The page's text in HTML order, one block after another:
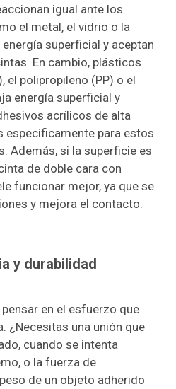
igual ante los
el metal, el vidrio o la
superficial y aceptan
En cambio, plásticos
el polipropileno (PP) o el
energía superficial y
acrílicos de alta
específicamente para estos
Además, si la superficie es
de doble cara con
funcionar mejor, ya que se
y mejora el contacto.
y durabilidad
en el esfuerzo que
¿Necesitas una unión que
cuando se intenta
o la fuerza de
de un objeto adherido